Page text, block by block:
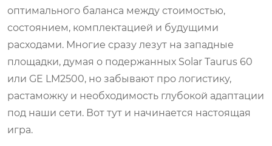
оптимального баланса между стоимостью,
состоянием, комплектацией и будущими
расходами. Многие сразу лезут на западные
площадки, думая о подержанных Solar Taurus 60
или GE LM2500, но забывают про логистику,
растаможку и необходимость глубокой адаптации
под наши сети. Вот тут и начинается настоящая
игра.